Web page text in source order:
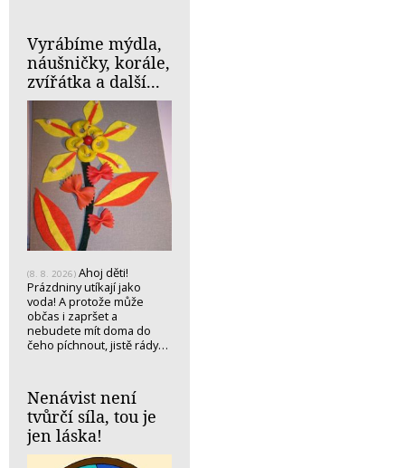
Vyrábíme mýdla,
náušničky, korále,
zvířátka a další...
(8. 8. 2026) Ahoj děti!
Prázdniny utíkají jako
voda! A protože může
občas i zapršet a
nebudete mít doma do
čeho píchnout, jistě rády…
Nenávist není
tvůrčí síla, tou je
jen láska!